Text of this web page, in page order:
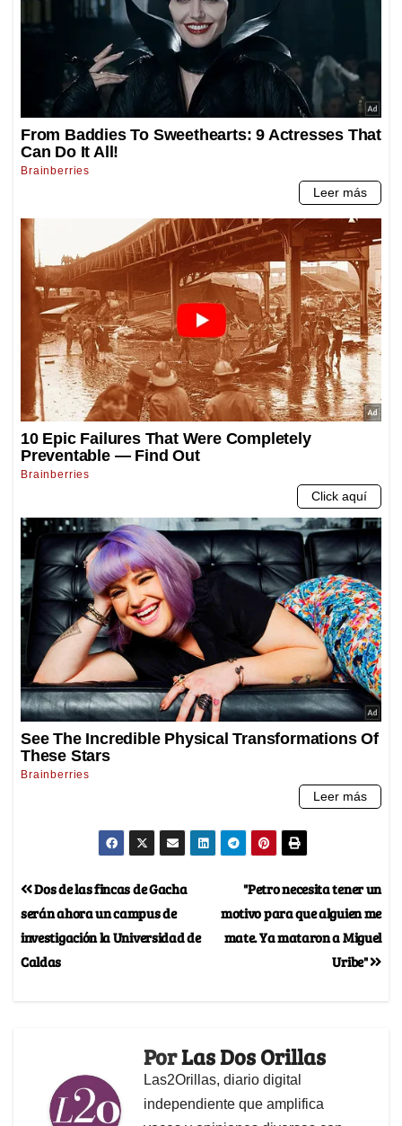
"Petro necesita tener un
motivo para que alguien me
mate. Ya mataron a Miguel
Uribe"
Dos de las fincas de Gacha
serán ahora un campus de
investigación la Universidad de
Caldas
PorLas Dos Orillas
Las2Orillas, diario digital
independiente que amplifica